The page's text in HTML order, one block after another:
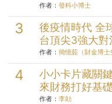
作者： 發科小博士
後疫情時代 全
台頂尖3強大對
作者： 簡憶茹（財金博
小小卡片藏關
來財務打好基礎
作者： 李勛